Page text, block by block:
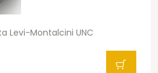
Levi-Montalcini UNC